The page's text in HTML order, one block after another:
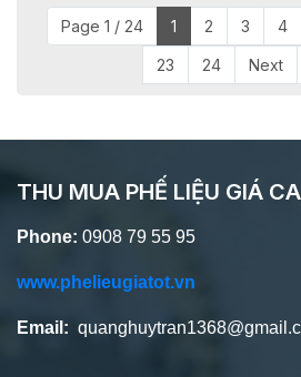
Page 1 / 24 1 2 3 4
23 24 Next
THU MUA PHẾ LIỆU GIÁ
Phone: 0908 79 55 95
www.phelieugiatot.vn
Email: